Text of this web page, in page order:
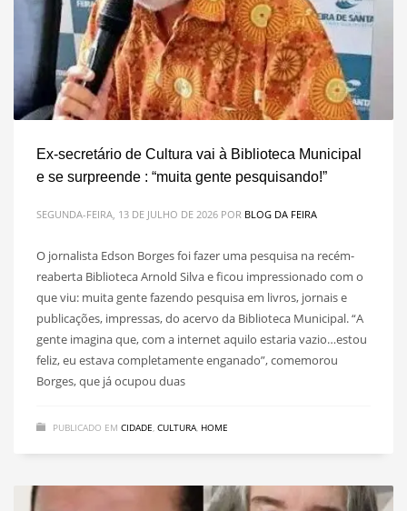
Ex-secretário de Cultura vai à Biblioteca Municipal
e se surpreende : “muita gente pesquisando!”
SEGUNDA-FEIRA, 13 DE JULHO DE 2026 POR BLOG DA FEIRA
O jornalista Edson Borges foi fazer uma pesquisa na recém-
reaberta Biblioteca Arnold Silva e ficou impressionado com o
que viu: muita gente fazendo pesquisa em livros, jornais e
publicações, impressas, do acervo da Biblioteca Municipal. “A
gente imagina que, com a internet aquilo estaria vazio…estou
feliz, eu estava completamente enganado”, comemorou
Borges, que já ocupou duas
PUBLICADO EM CIDADE, CULTURA, HOME